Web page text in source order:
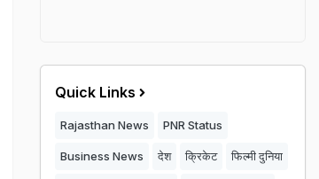
Quick Links
Rajasthan News PNR Status
Business News देश क्रिकेट फिल्मी दुनिया